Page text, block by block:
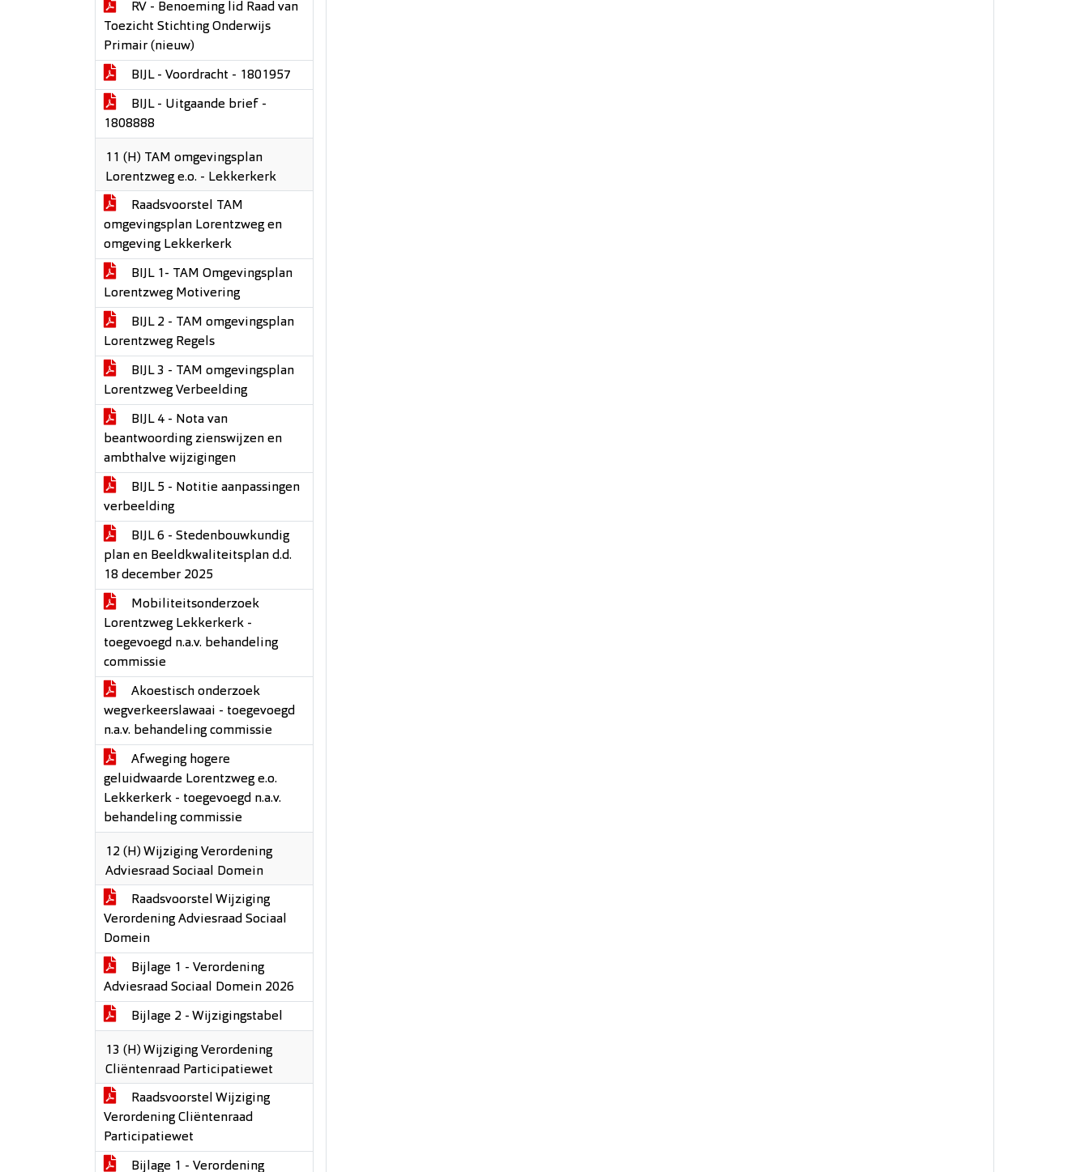
RV - Benoeming lid Raad van
Toezicht Stichting Onderwijs
Primair (nieuw)
BIJL - Voordracht - 1801957
BIJL - Uitgaande brief -
1808888
11 (H) TAM omgevingsplan
Lorentzweg e.o. - Lekkerkerk
Raadsvoorstel TAM
omgevingsplan Lorentzweg en
omgeving Lekkerkerk
BIJL 1- TAM Omgevingsplan
Lorentzweg Motivering
BIJL 2 - TAM omgevingsplan
Lorentzweg Regels
BIJL 3 - TAM omgevingsplan
Lorentzweg Verbeelding
BIJL 4 - Nota van
beantwoording zienswijzen en
ambthalve wijzigingen
BIJL 5 - Notitie aanpassingen
verbeelding
BIJL 6 - Stedenbouwkundig
plan en Beeldkwaliteitsplan d.d.
18 december 2025
Mobiliteitsonderzoek
Lorentzweg Lekkerkerk -
toegevoegd n.a.v. behandeling
commissie
Akoestisch onderzoek
wegverkeerslawaai - toegevoegd
n.a.v. behandeling commissie
Afweging hogere
geluidwaarde Lorentzweg e.o.
Lekkerkerk - toegevoegd n.a.v.
behandeling commissie
12 (H) Wijziging Verordening
Adviesraad Sociaal Domein
Raadsvoorstel Wijziging
Verordening Adviesraad Sociaal
Domein
Bijlage 1 - Verordening
Adviesraad Sociaal Domein 2026
Bijlage 2 - Wijzigingstabel
13 (H) Wijziging Verordening
Cliëntenraad Participatiewet
Raadsvoorstel Wijziging
Verordening Cliëntenraad
Participatiewet
Bijlage 1 - Verordening